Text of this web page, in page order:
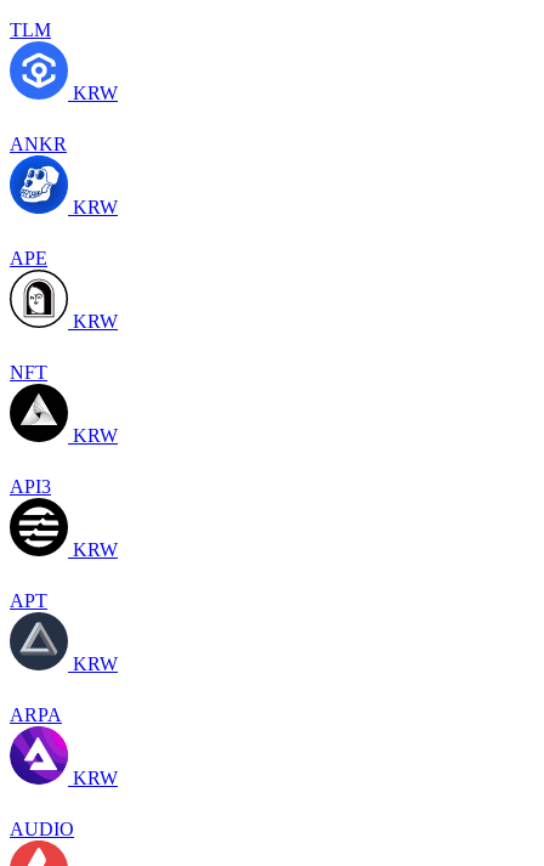
TLM
KRW
ANKR
KRW
APE
KRW
NFT
KRW
API3
KRW
APT
KRW
ARPA
KRW
AUDIO